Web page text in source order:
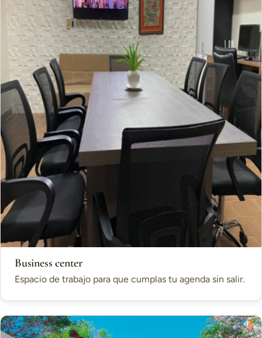
Business center
Espacio de trabajo para que cumplas tu agenda sin salir.